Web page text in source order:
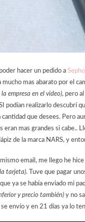
hacer un pedido a
mas abarato por el
empresa en el video), pero
podían realizarlo descubrí
que desees. Pero
eran mas grandes si
de la marca NARS, y
email, me llego he
tarjeta). Tuve que pagar
ya se había enviado mi
y precio también) y no
se envío y en 21 días ya lo